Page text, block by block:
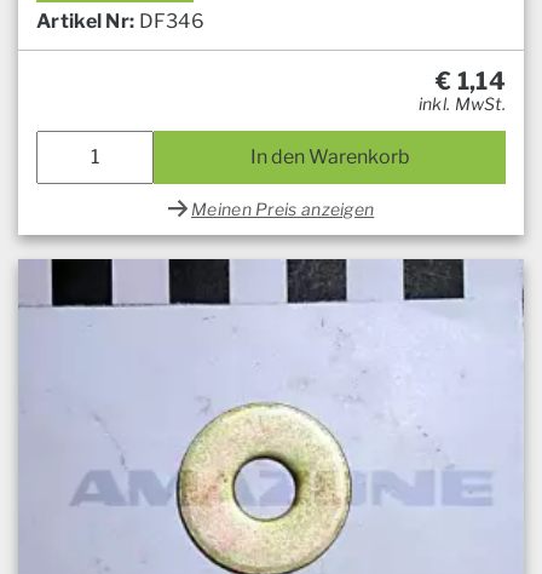
Artikel Nr: DF346
€ 1,14
inkl. MwSt.
In den Warenkorb
Meinen Preis anzeigen